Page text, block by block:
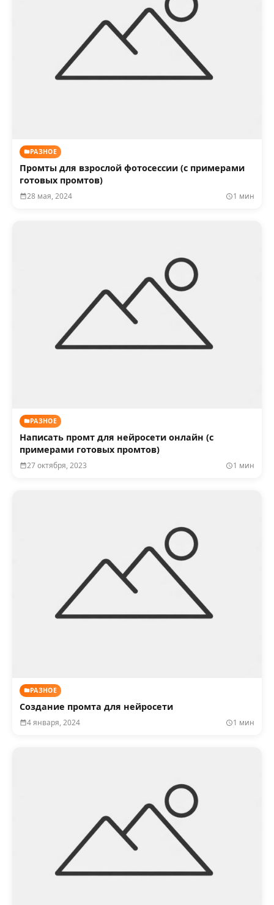
РАЗНОЕ
Промты для взрослой фотосессии (с примерами
готовых промтов)
28 мая, 2024 1 мин
РАЗНОЕ
Написать промт для нейросети онлайн (с
примерами готовых промтов)
27 октября, 2023 1 мин
РАЗНОЕ
Создание промта для нейросети
4 января, 2024 1 мин